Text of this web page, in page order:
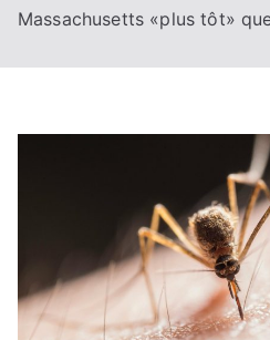
Massachusetts «plus tôt»